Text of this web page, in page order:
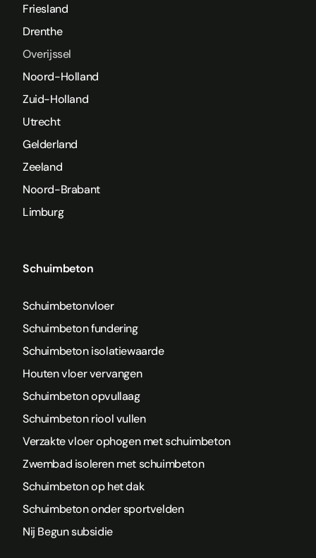
Friesland
Drenthe
Overijssel
Noord-Holland
Zuid-Holland
Utrecht
Gelderland
Zeeland
Noord-Brabant
Limburg
Schuimbeton
Schuimbetonvloer
Schuimbeton fundering
Schuimbeton isolatiewaarde
Houten vloer vervangen
Schuimbeton opvullaag
Schuimbeton riool vullen
Verzakte vloer ophogen met schuimbeton
Zwembad isoleren met schuimbeton
Schuimbeton op het dak
Schuimbeton onder sportvelden
Nij Begun subsidie